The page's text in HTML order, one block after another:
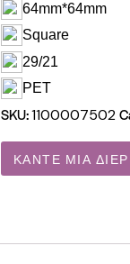
64mm*64mm
Square
29/21
PET
SKU:1100007502